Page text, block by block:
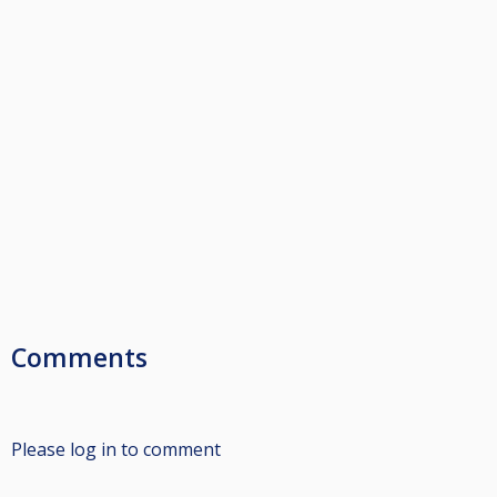
Comments
Please log in to comment